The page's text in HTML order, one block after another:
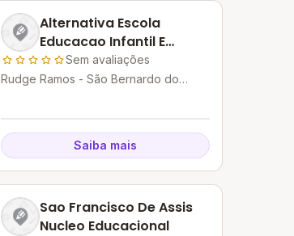
Alternativa Escola
Educacao Infantil E
Fundamental
Sem avaliações
Rudge Ramos - São Bernardo do
Saiba mais
Sao Francisco De Assis
Nucleo Educacional